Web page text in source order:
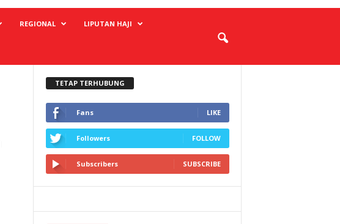
REGIONAL LIPUTAN HAJI
TETAP TERHUBUNG
Fans LIKE
Followers FOLLOW
Subscribers SUBSCRIBE